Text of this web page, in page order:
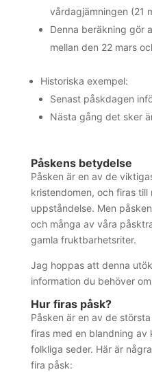
vårdagjämningen (21
Denna beräkning gör
mellan den 22 mars
Historiska exempel:
Senast påskdagen
Nästa gång det sker
Påskens betydelse
Påsken är en av de
kristendomen, och firas
uppståndelse. Men
och många av våra
gamla fruktbarhetsriter.
Jag hoppas att denna
information du behöver
Hur firas påsk?
Påsken är en av de
firas med en blandning av
folkliga seder. Här är
fira påsk: